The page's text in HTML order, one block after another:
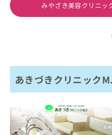
みやざき美容クリニッ
あきづきクリニック